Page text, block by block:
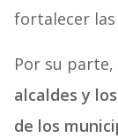
fortalecer
Por su
alcaldes y
de los